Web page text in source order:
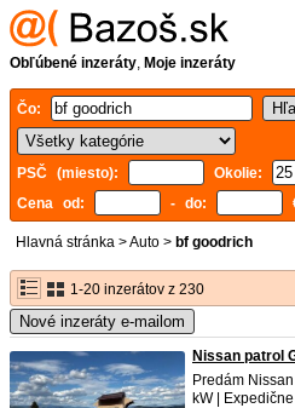
Obľúbené inzeráty, Moje inzeráty
Čo:
PSČ (miesto): Okolie:
Cena od:
- do:
Hlavná stránka >Auto > bf goodrich
1-20 inzerátov z 230
Nové inzeráty e-mailom
Nissan patrol
Predám
kW |